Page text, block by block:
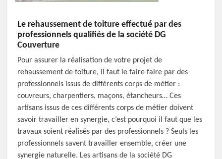
Le rehaussement de toiture effectué par des
professionnels qualifiés de la société DG
Couverture
Pour assurer la réalisation de votre projet de
rehaussement de toiture, il faut le faire faire par des
professionnels issus de différents corps de métier :
couvreurs, charpentiers, maçons, étancheurs… Ces
artisans issus de ces différents corps de métier doivent
savoir travailler en synergie, c’est pourquoi il faut que les
travaux soient réalisés par des professionnels ? Seuls les
professionnels savent travailler ensemble, créer une
synergie naturelle. Les artisans de la société DG